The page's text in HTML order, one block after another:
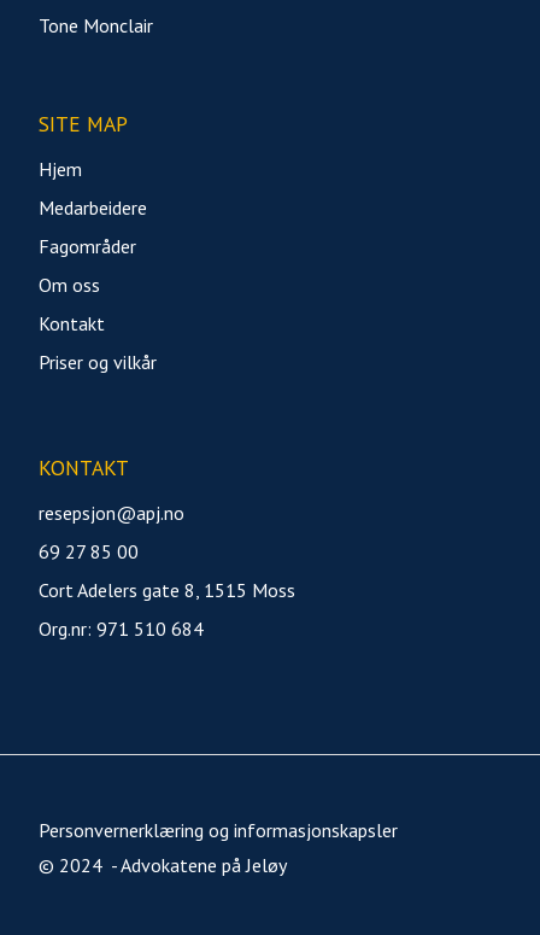
Tone Monclair
SITE MAP
Hjem
Medarbeidere
Fagområder
Om oss
Kontakt
Priser og vilkår
KONTAKT
resepsjon@apj.no
69 27 85 00
Cort Adelers gate 8, 1515 Moss
Org.nr: 971 510 684
Personvernerklæring og informasjonskapsler
© 2024 - Advokatene på Jeløy